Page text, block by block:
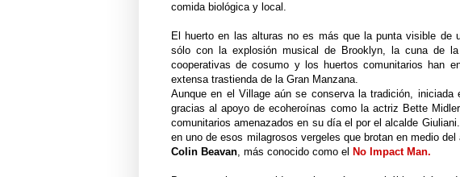
comida biológica y local.
El huerto en las alturas no es más que la punta visible de
sólo con la explosión musical de Brooklyn, la cuna de
cooperativas de cosumo y los huertos comunitarios han
extensa trastienda de la Gran Manzana.
Aunque en el Village aún se conserva la tradición,
gracias al apoyo de ecoheroínas como la actriz Bette
comunitarios amenazados en su día el por el alcalde
en uno de esos milagrosos vergeles que brotan en medio
Colin Beavan, más conocido como el No Impact Man.